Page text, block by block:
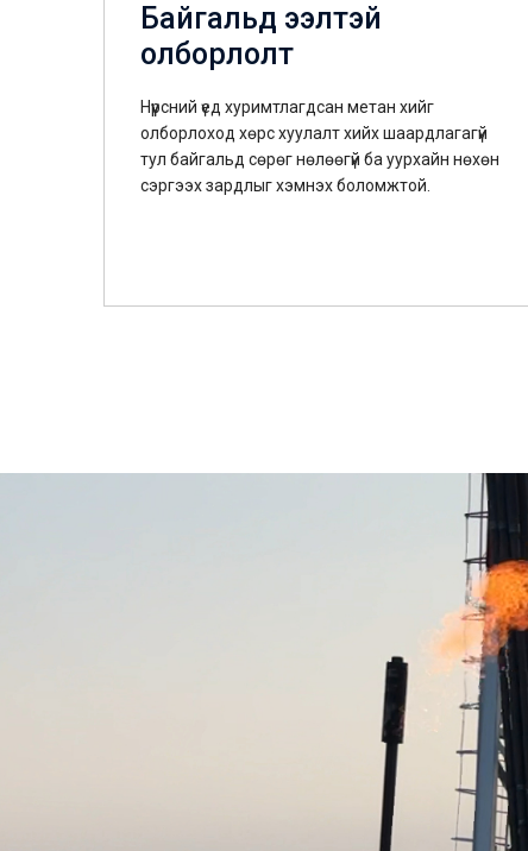
Байгальд ээлтэй
олборлолт
Нүүрсний үед хуримтлагдсан метан хийг
олборлоход хөрс хуулалт хийх шаардлагагүй
тул байгальд сөрөг нөлөөгүй ба уурхайн нөхөн
сэргээх зардлыг хэмнэх боломжтой.